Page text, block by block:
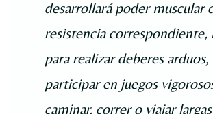
desarrollará poder muscular
resistencia correspondiente,
para realizar deberes arduos,
participar en juegos
caminar, correr o viajar largas